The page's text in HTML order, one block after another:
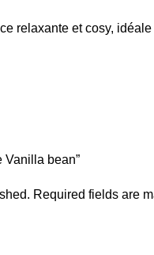
relaxante et cosy,
Vanilla bean”
Required fields are